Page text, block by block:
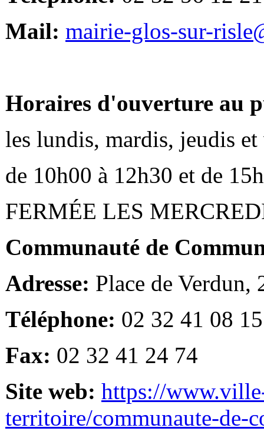
Mail: mairie-glos-sur-
Horaires d'ouverture au
les lundis, mardis, jeudis et
de 10h00 à 12h30 et de
FERMÉE LES
Communauté de
Adresse: Place de Verdun,
Téléphone: 02 32 41 08 15
Fax: 02 32 41 24 74
Site web: https://
territoire/communaute-de-